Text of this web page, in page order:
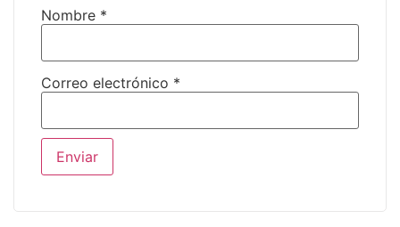
Nombre *
Correo electrónico *